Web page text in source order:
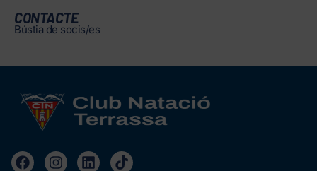
CONTACTE
Bústia de socis/es